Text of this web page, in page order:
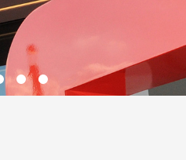
zu Slide 1
Gehe zu Slide 2
Gehe zu Slide 3
Gehe zu Slide 4